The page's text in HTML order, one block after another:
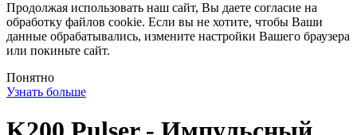
Продолжая использовать наш сайт, Вы даете согласие на
обработку файлов cookie. Если вы не хотите, чтобы Ваши
данные обрабатывались, измените настройки Вашего браузера
или покиньте сайт.
Понятно
Узнать больше